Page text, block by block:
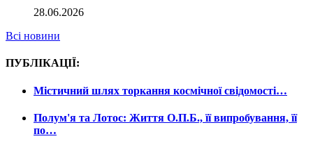
28.06.2026
Всі новини
ПУБЛІКАЦІЇ:
Містичний шлях торкання космічної свідомості…
Полум'я та Лотос: Життя О.П.Б., її випробування, її
по…